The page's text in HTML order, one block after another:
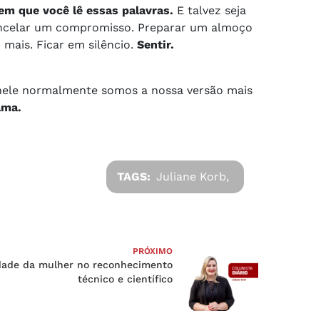
que você lê essas palavras. E talvez seja
um compromisso. Preparar um almoço
Ficar em silêncio. Sentir.
normalmente somos a nossa versão mais
TAGS: Juliane Korb,
PRÓXIMO
da mulher no reconhecimento
técnico e científico